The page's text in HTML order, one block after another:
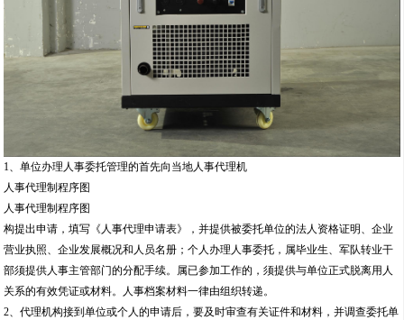
1、单位办理人事委托管理的首先向当地人事代理机
人事代理制程序图
人事代理制程序图
构提出申请，填写《人事代理申请表》，并提供被委托单位的法人资格证明、企业
营业执照、企业发展概况和人员名册；个人办理人事委托，属毕业生、军队转业干
部须提供人事主管部门的分配手续。属已参加工作的，须提供与单位正式脱离用人
关系的有效凭证或材料。人事档案材料一律由组织转递。
2、代理机构接到单位或个人的申请后，要及时审查有关证件和材料，并调查委托单